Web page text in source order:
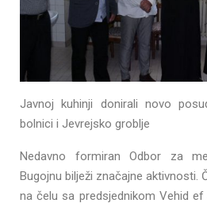
Javnoj kuhinji donirali novo
bolnici i Jevrejsko groblje
Nedavno formiran Odbor za
Bugojnu bilježi značajne aktivnosti.
na čelu sa predsjednikom Vehid